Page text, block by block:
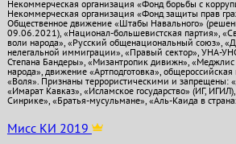
Некоммерческая организация «Фонд борьбы с
Некоммерческая организация «Фонд защиты прав
Общественное движение «Штабы Навального»
09.06.2021), «Национал-большевистская партия»,
воли народа», «Русский общенациональный союз»,
нелегальной иммиграции», «Правый сектор», УНА-
Степана Бандеры», «Мизантропик дивижн», «Меджлис
народа», движение «Артподготовка»,
«Воля». Признаны террористическими и запрещены:
«Имарат Кавказ», «Исламское государство» (ИГ,
Синрике», «Братья-мусульмане», «Аль-Каида в
Мисс КИ 2019